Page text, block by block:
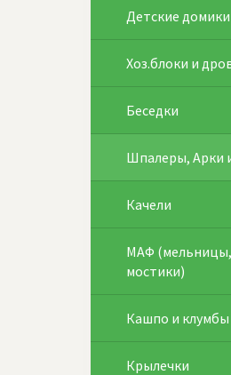
Детские домики
Хоз.блоки и
Беседки
Шпалеры, Арки
Качели
МАФ (мельницы,
мостики)
Кашпо и клумбы
Крылечки